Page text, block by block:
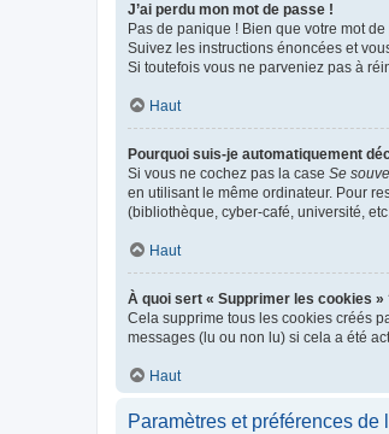
J’ai perdu mon mot de passe !
Pas de panique ! Bien que votre mot
Suivez les instructions énoncées et
Si toutefois vous ne parveniez pas à
Haut
Pourquoi suis-je automatiquement
Si vous ne cochez pas la case Se
en utilisant le même ordinateur. Pour
(bibliothèque, cyber-café, université,
Haut
À quoi sert « Supprimer les cookies »
Cela supprime tous les cookies créés
messages (lu ou non lu) si cela a été
Haut
Paramètres et préférences de